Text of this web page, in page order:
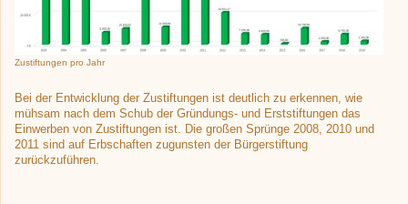
Zustiftungen pro Jahr
Bei der Entwicklung der Zustiftungen ist deutlich zu erkennen, wie
mühsam nach dem Schub der Gründungs- und Erststiftungen das
Einwerben von Zustiftungen ist. Die großen Sprünge 2008, 2010 und
2011 sind auf Erbschaften zugunsten der Bürgerstiftung
zurückzuführen.